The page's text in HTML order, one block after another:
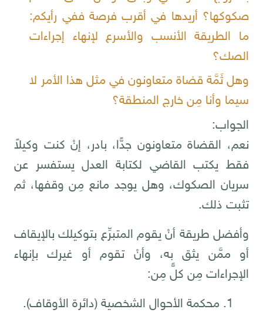
صكوكها؟ أريدها في أقرب فرصة ففي رأيكم:
ما الطريقة الأنسب والأسرع لإنهاء إجراءات
الصك؟
وهل ثَمَّة قضاة متعاونون في مثل هذا الأمر لا
سيما وأنا مِن خارج المنطقة؟
الجواب:
نعم، القضاة متعاونون جدًّا، بادر، إنْ كنت وكيلاً
فقط يكتب القاضي لكتابة العدل يستفسر عن
سريان الصكوك، وهل يوجد مانع مِن وقفها، ثم
تثبت ذلك.
وأفضل طريقة أنْ يقوم المتبرِّع بتوكيلك بالإيقاف
أو ممَّن يثق به، وأنْ تقوم أو غيرك بإنهاء
الإجراءات مِن كلٍّ مِن:
1. محكمة الأحوال الشخصية (دائرة الأوقاف).